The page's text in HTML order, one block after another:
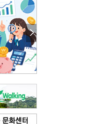
시민이 개발한 폭염 대응 앱 ‘그늘로’ 길안내 지도 등 인기
골목 맛집 발굴 고메 셀렉션…부산시, 페스티벌 시월 연계